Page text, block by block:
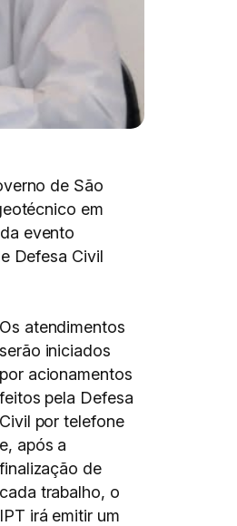
de São
em
evento
Defesa Civil
Os atendimentos
serão iniciados
por acionamentos
feitos pela Defesa
Civil por telefone
e, após a
finalização de
cada trabalho, o
IPT irá emitir um